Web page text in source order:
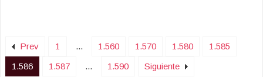
Prev 1 ... 1.560 1.570 1.580
1.585
1.586
1.587 ... 1.590
Siguiente